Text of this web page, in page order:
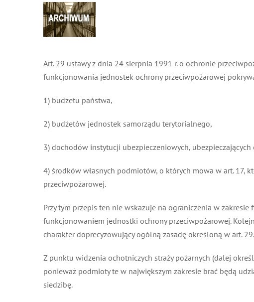
Art. 29 ustawy z dnia 24 sierpnia 1991 r. o ochronie
funkcjonowania jednostek ochrony przeciwpożarowej
1) budżetu państwa,
2) budżetów jednostek samorządu terytorialnego,
3) dochodów instytucji ubezpieczeniowych, ubezpieczających
4) środków własnych podmiotów, o których mowa w art. 17,
przeciwpożarowej.
Przy tym przepis ten nie wskazuje na ograniczenia w
funkcjonowaniem jednostki ochrony przeciwpożarowej.
charakter doprecyzowujący ogólną zasadę określoną w art. 29.
Z punktu widzenia ochotniczych straży pożarnych (dalej
ponieważ podmioty te w największym zakresie brać będą
siedzibę.